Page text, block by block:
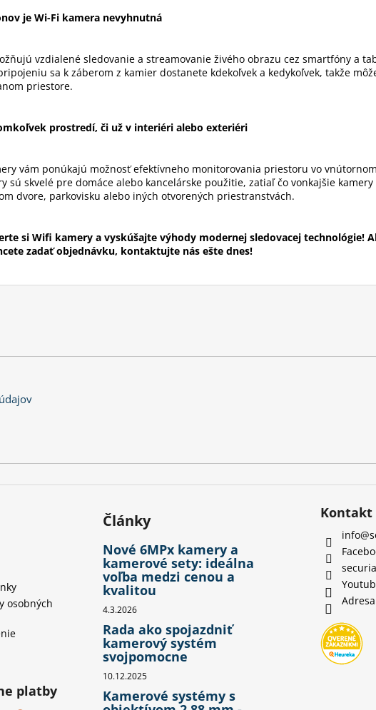
je Wi-Fi kamera nevyhnutná
vzdialené sledovanie a streamovanie živého obrazu cez smartfóny a
sa k záberom z kamier dostanete kdekoľvek a kedykoľvek, takže
priestore.
prostredí, či už v interiéri alebo exteriéri
vám ponúkajú možnosť efektívneho monitorovania priestoru vo
sú skvelé pre domáce alebo kancelárske použitie, zatiaľ čo vonkajšie
dvore, parkovisku alebo iných otvorených priestranstvách.
si Wifi kamery a vyskúšajte výhody modernej sledovacej technológie!
zadať objednávku, kontaktujte nás ešte dnes!
osobných
platby
Články
Nové 6MPx kamery a
kamerové sety: ideálna
voľba medzi cenou a
kvalitou
4.3.2026
Rada ako spojazdniť
kamerový systém
svojpomocne
10.12.2025
Kamerové systémy s
Kontakt
info@